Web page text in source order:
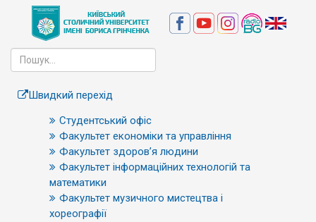
Швидкий перехід
Студентський офіс
Факультет економіки та управління
Факультет здоров’я людини
Факультет інформаційних технологій та
математики
Факультет музичного мистецтва і
хореографії